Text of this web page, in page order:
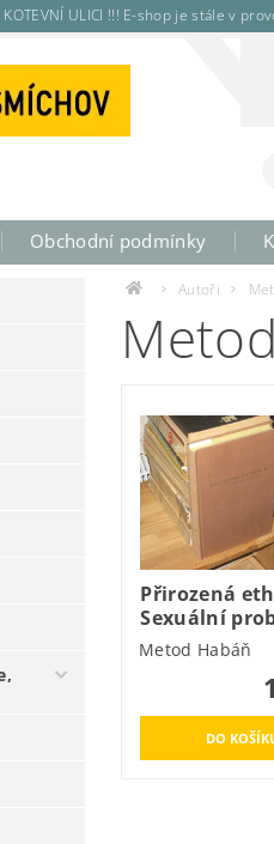
V KOTEVNÍ ULICI !!! E-shop je stále
Obchodní podmínky
Autoři
Přirozená
Sexuální
Metod Habáň